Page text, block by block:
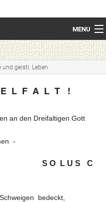
MENU
und geistl. Leben
L F A L T !
an den Dreifaltigen Gott
-
S O L U S C
bedeckt,